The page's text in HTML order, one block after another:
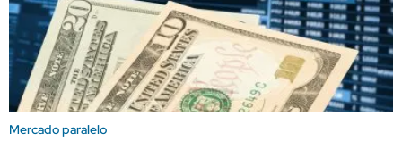
Mercado paralelo